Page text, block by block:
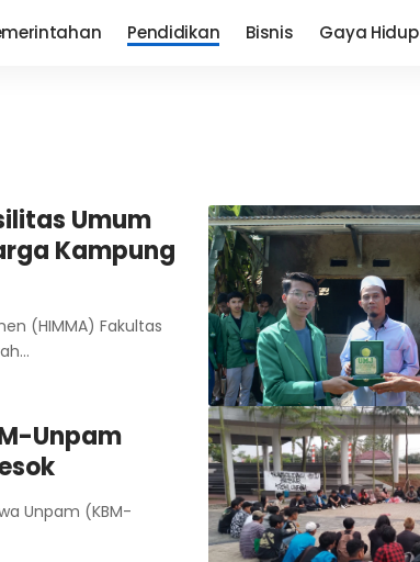
Pendidikan Bisnis Gaya Hidup
Umum
Kampung
(HIMMA) Fakultas
Unpam
Unpam (KBM-